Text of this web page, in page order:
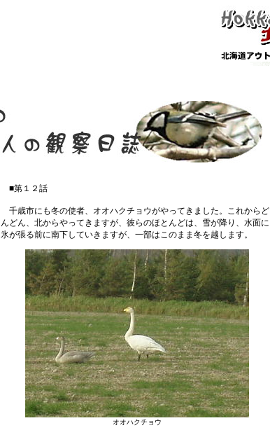
■第１２話
千歳市にも冬の使者、オオハクチョウがやってきました。これからど
んどん、北からやってきますが、彼らのほとんどは、雪が降り、水面に
氷が張る前に南下していきますが、一部はこのまま冬を越します。
オオハクチョウ